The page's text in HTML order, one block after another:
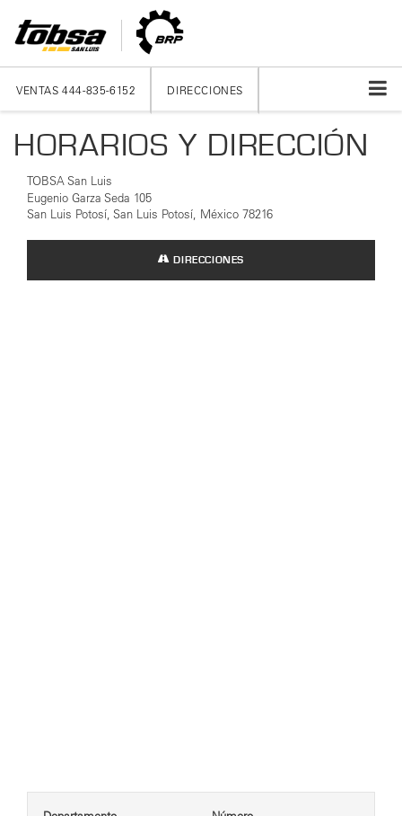
VENTAS 444-835-6152 DIRECCIONES
HORARIOS Y DIRECCIÓN
TOBSA San Luis
Eugenio Garza Seda 105
San Luis Potosí, San Luis Potosí, México 78216
DIRECCIONES